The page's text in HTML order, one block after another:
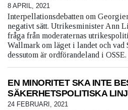
8 APRIL, 2021
Interpellationsdebatten om
negativt sätt. Utrikesminister Ann
fråga från moderaternas
Wallmark om läget i landet och vad
dessutom är ordförandeland i
EN MINORITET SKA INTE
SÄKERHETSPOLITISKA
24 FEBRUARI, 2021